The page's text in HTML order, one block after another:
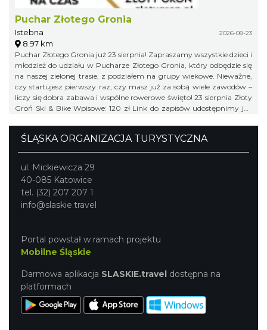
Puchar Złotego Gronia
Istebna 2026-08-23
8.97 km
Puchar Złotego Gronia już 23 sierpnia! Zapraszamy wszystkie dzieci i
młodzież do udziału w Pucharze Złotego Gronia, który odbędzie się
na naszej zielonej trasie, z podziałem na grupy wiekowe. Nieważne,
czy startujesz pierwszy raz, czy masz już za sobą wiele zawodów –
liczy się dobra zabawa i wspólne rowerowe święto! 23 sierpnia Złoty
Groń Ski & Bike Wpisowe: 120 zł Link do zapisów udostępnimy już
ŚLĄSKA ORGANIZACJA TURYSTYCZNA
ul. Mickiewicza 29
40-085 Katowice
tel. (32) 207 207 1
info@slaskie.travel
Portal powstał w ramach projektu
Mobilne Śląskie
Darmowa aplikacja SLASKIE.travel dostępna na
platformach